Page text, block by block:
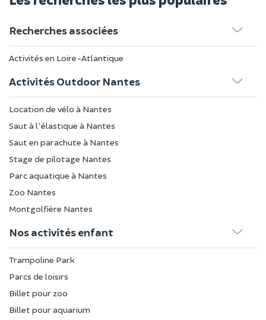
Recherches associées
Activités en Loire-Atlantique
Activités Outdoor Nantes
Location de vélo à Nantes
Saut à l'élastique à Nantes
Saut en parachute à Nantes
Stage de pilotage Nantes
Parc aquatique à Nantes
Zoo Nantes
Montgolfière Nantes
Nos activités enfant
Trampoline Park
Parcs de loisirs
Billet pour zoo
Billet pour aquarium